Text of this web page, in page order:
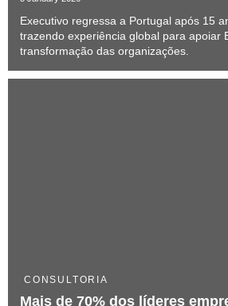
Executivo regressa a Portugal após 15
trazendo experiência global para apoiar
transformação das organizações.
CONSULTORIA
Mais de 70% dos líderes